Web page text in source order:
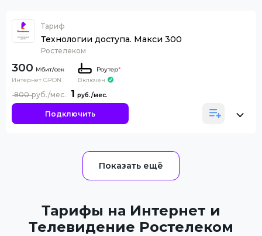
Тариф
Технологии доступа. Макси 300
Ростелеком
300
Интернет GPON
Роутер*
Включен
1
800
Подключить
Тарифы на Интернет и
Телевидение Ростелеком